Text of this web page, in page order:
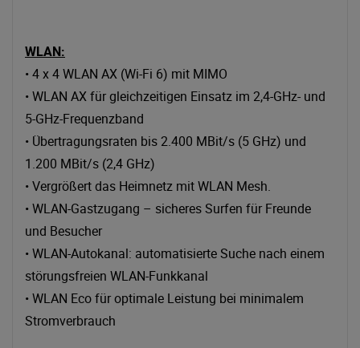
WLAN:
• 4 x 4 WLAN AX (Wi-Fi 6) mit MIMO
• WLAN AX für gleichzeitigen Einsatz im 2,4-GHz- und
5-GHz-Frequenzband
• Übertragungsraten bis 2.400 MBit/s (5 GHz) und
1.200 MBit/s (2,4 GHz)
• Vergrößert das Heimnetz mit WLAN Mesh.
• WLAN-Gastzugang – sicheres Surfen für Freunde
und Besucher
• WLAN-Autokanal: automatisierte Suche nach einem
störungsfreien WLAN-Funkkanal
• WLAN Eco für optimale Leistung bei minimalem
Stromverbrauch